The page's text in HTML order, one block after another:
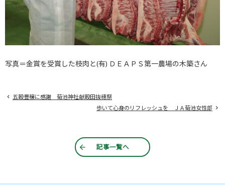
写真＝金賞を受賞した枝肉と(有) ＤＥＡＰＳ第一農場の木築さん
五穀豊穣に感謝 菊池神社献穀田抜穂祭
歩いて心身のリフレッシュを ＪＡ菊池女性部
記事一覧へ